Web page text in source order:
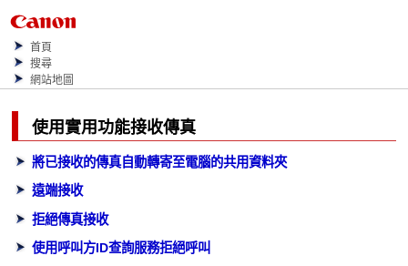
首頁
搜尋
網站地圖
使用實用功能接收傳真
將已接收的傳真自動轉寄至電腦的共用資料夾
遠端接收
拒絕傳真接收
使用呼叫方ID查詢服務拒絕呼叫